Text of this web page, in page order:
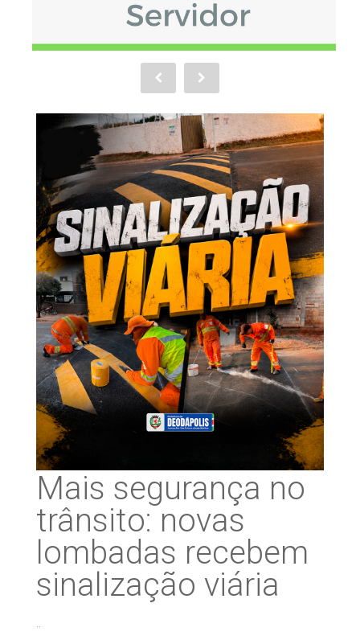
Mais segurança no
trânsito: novas
lombadas recebem
sinalização viária